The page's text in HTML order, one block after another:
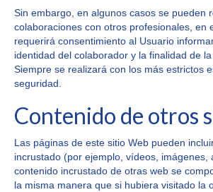
Sin embargo, en algunos casos se pueden
colaboraciones con otros profesionales, en
requerirá consentimiento al Usuario
identidad del colaborador y la finalidad de la
Siempre se realizará con los más estrictos
seguridad.
Contenido de otros
Las páginas de este sitio Web pueden
incrustado (por ejemplo, vídeos, imágenes,
contenido incrustado de otras web se
la misma manera que si hubiera visitado la